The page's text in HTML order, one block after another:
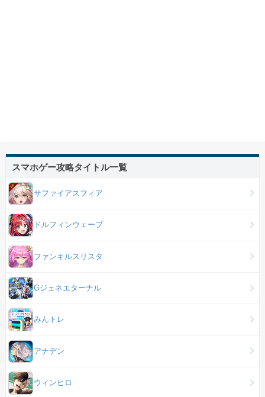
スマホゲー攻略タイトル一覧
サファイアスフィア
ドルフィンウェーブ
ファンキルスリスタ
Gジェネエターナル
みんトレ
アナデン
ウィンヒロ